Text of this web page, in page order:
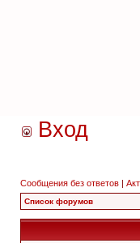
Вход
Сообщения без ответов |
Список форумов